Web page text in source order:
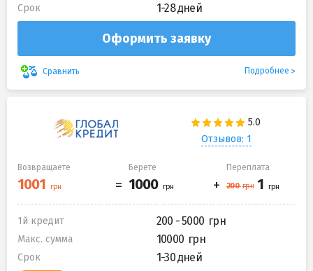
Срок 1-28 дней
Оформить заявку
Сравнить Подробнее
Отзывов: 1
Возвращаете Берете Переплата
1й кредит 200 - 5000
Макс. сумма 10000
Срок 1-30 дней